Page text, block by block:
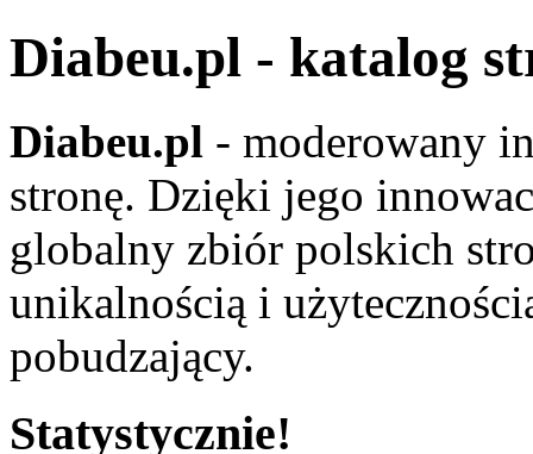
Diabeu.pl - katalog
Diabeu.pl - moderowany
stronę. Dzięki jego
globalny zbiór polskich
unikalnością i
pobudzający.
Statystycznie!